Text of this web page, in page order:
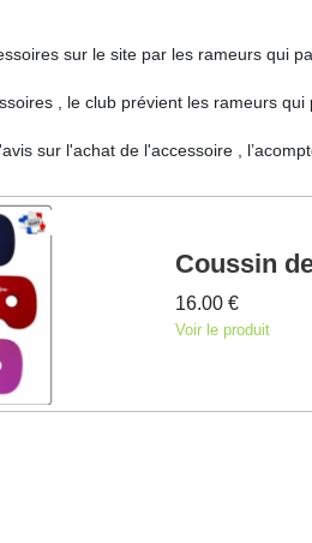
sur le site par les rameurs qui
, le club prévient les rameurs
sur l'achat de l'accessoire ,
Coussin
16.00 €
Voir le produit